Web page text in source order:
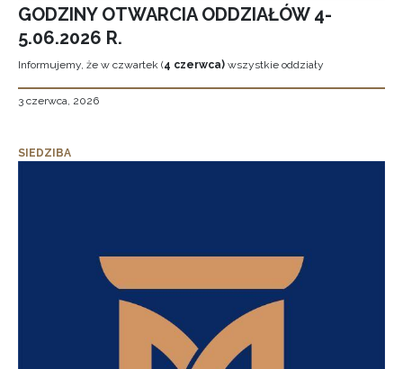
GODZINY OTWARCIA ODDZIAŁÓW 4-
5.06.2026 R.
Informujemy, że w czwartek (4 czerwca) wszystkie oddziały
3 czerwca, 2026
SIEDZIBA